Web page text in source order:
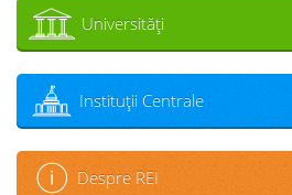
Universităţi
Instituţii Centrale
Despre REI